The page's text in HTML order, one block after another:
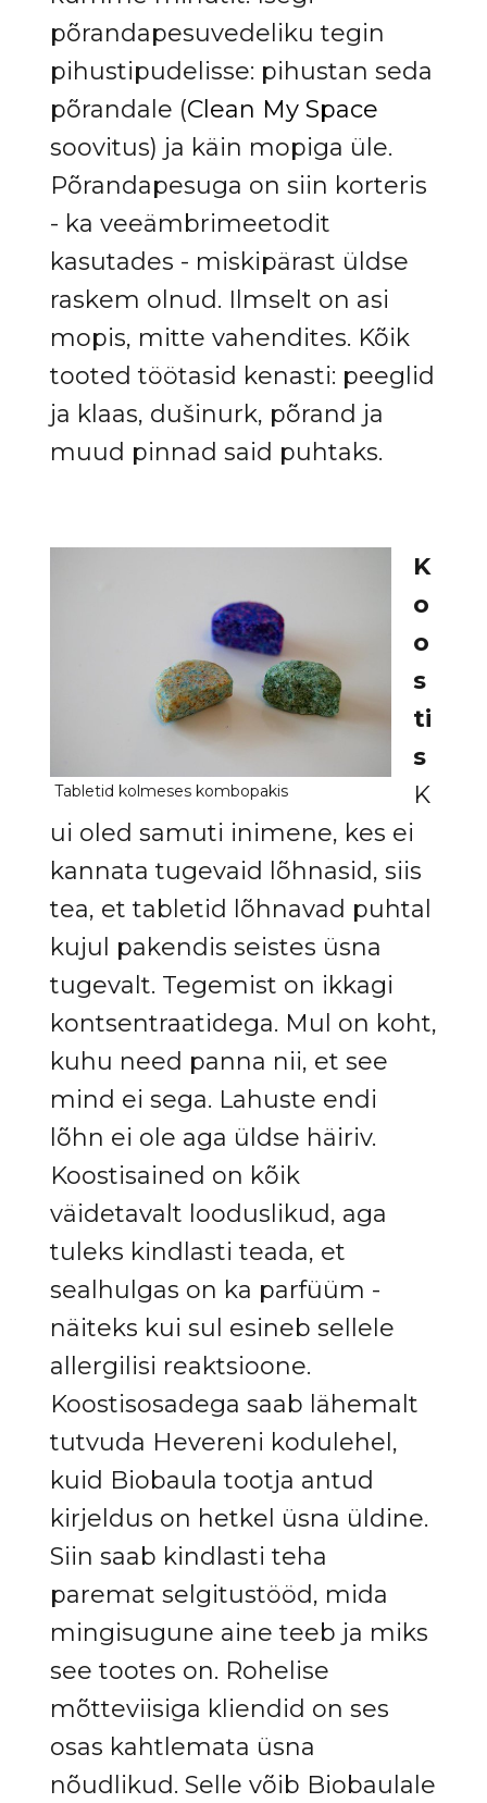
põrandapesuvedeliku tegin
pihustipudelisse: pihustan seda
põrandale (Clean My Space
soovitus) ja käin mopiga üle.
Põrandapesuga on siin korteris
- ka veeämbrimeetodit
kasutades - miskipärast üldse
raskem olnud. Ilmselt on asi
mopis, mitte vahendites. Kõik
tooted töötasid kenasti: peeglid
ja klaas, dušinurk, põrand ja
muud pinnad said puhtaks.
K
o
o
s
ti
s
K
ui oled samuti inimene, kes ei
kannata tugevaid lõhnasid, siis
tea, et tabletid lõhnavad puhtal
kujul pakendis seistes üsna
tugevalt. Tegemist on ikkagi
kontsentraatidega. Mul on koht,
kuhu need panna nii, et see
mind ei sega. Lahuste endi
lõhn ei ole aga üldse häiriv.
Koostisained on kõik
väidetavalt looduslikud, aga
tuleks kindlasti teada, et
sealhulgas on ka parfüüm -
näiteks kui sul esineb sellele
allergilisi reaktsioone.
Koostisosadega saab lähemalt
tutvuda Hevereni kodulehel,
kuid Biobaula tootja antud
kirjeldus on hetkel üsna üldine.
Siin saab kindlasti teha
paremat selgitustööd, mida
mingisugune aine teeb ja miks
see tootes on. Rohelise
mõtteviisiga kliendid on ses
osas kahtlemata üsna
nõudlikud. Selle võib Biobaulale